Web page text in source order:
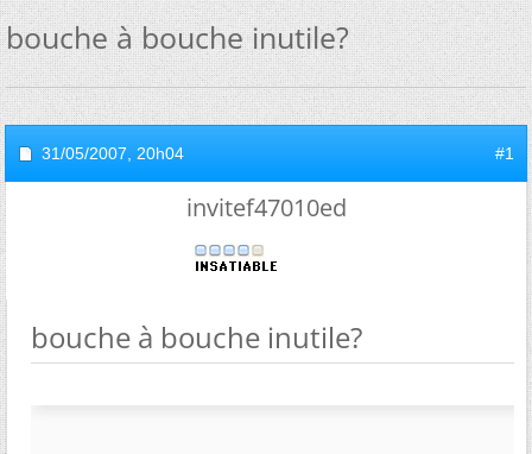
bouche à bouche inutile?
31/05/2007, 20h04 #1
invitef47010ed
bouche à bouche inutile?